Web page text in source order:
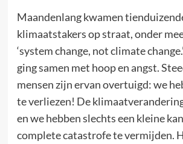
Maandenlang kwamen
klimaatstakers op straat, onder
‘system change, not climate
ging samen met hoop en angst.
mensen zijn ervan overtuigd: we
te verliezen! De
en we hebben slechts een kleine
complete catastrofe te vermijden.